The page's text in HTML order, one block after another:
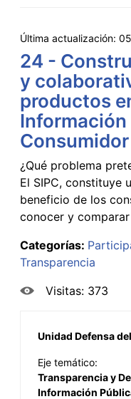
Última actualización:
24 -
y
productos
Información
Consumidor
¿Qué problema
El SIPC, constituye
beneficio de los
conocer y comparar
Categorías:
Transparencia
Visitas: 373
Unidad Defensa
Eje temático:
Transparencia y
Información